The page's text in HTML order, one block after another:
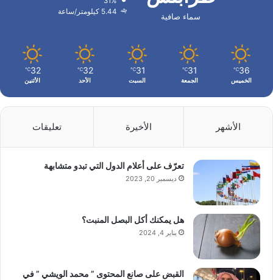
سماء صافية
5.44 كيلومتر/ساعة
36
℃
الخميس
31
℃
الجمعة
31
℃
السبت
32
℃
الأحد
32
℃
الأثنين
الأشهر الأخيرة تعليقات
تعرّف على أعلام الدول التي تبدو متشابهة
ديسمبر 20, 2023
هل يمكنك أكل البصل المنبت؟
يناير 4, 2024
القبض على صانع المحتوى ” محمد الويشي ” في